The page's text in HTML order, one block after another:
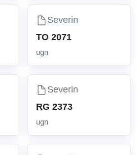
Severin
TO 2071
ugn
Severin
RG 2373
ugn